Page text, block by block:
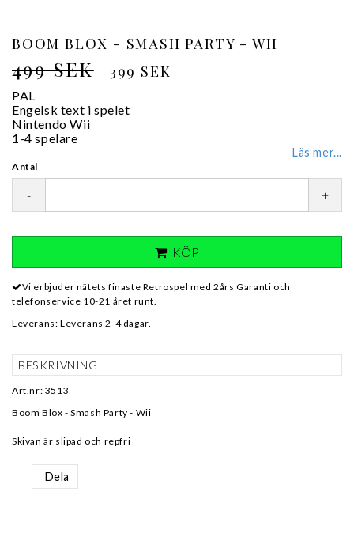
BOOM BLOX - SMASH PARTY - WII
499 SEK 399 SEK
PAL
Engelsk text i spelet
Nintendo Wii
1-4 spelare
Läs mer...
Antal
- +
KÖP
Vi erbjuder nätets finaste Retrospel med 2års Garanti och
telefonservice 10-21 året runt.
Leverans: Leverans 2-4 dagar.
BESKRIVNING
Art.nr: 3513
Boom Blox - Smash Party - Wii
Skivan är slipad och repfri
Dela